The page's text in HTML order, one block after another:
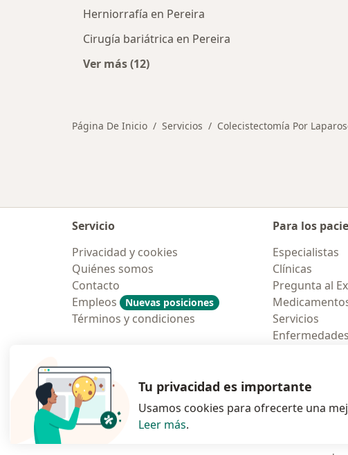
Herniorrafía en Pereira
Cirugía bariátrica en Pereira
Ver más (12)
Página De Inicio Servicios Colecistectomía Por
Servicio
Privacidad y cookies
Quiénes somos
Contacto
Empleos
Nuevas posiciones
Términos y condiciones
Para los
Especialistas
Clínicas
Pregunta al
Servicios
Enfermedades
Polska se
Tu privacidad es importante
Usamos cookies para ofrecerte una
Leer más.